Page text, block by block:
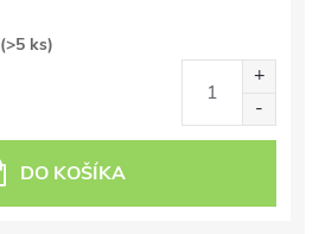
(>5 ks)
DO KOŠÍKA